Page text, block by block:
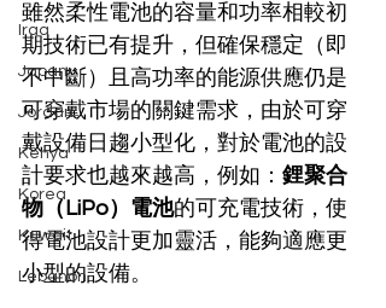
Iraq
Japan
Jordan
Kenya
Korea
Kuwait
Lebanon
雖然柔性電池的容量和功率相較初
期技術已有提升，但確保穩定（即
不中斷）且高功率的能源供應仍是
可穿戴市場的關鍵需求，由於可穿
戴設備日趨小型化，對於電池的設
計要求也越來越高，例如： 鋰聚合
物（LiPo）電池的可充電技術，使
得電池設計更加靈活，能夠適應更
小型的設備。